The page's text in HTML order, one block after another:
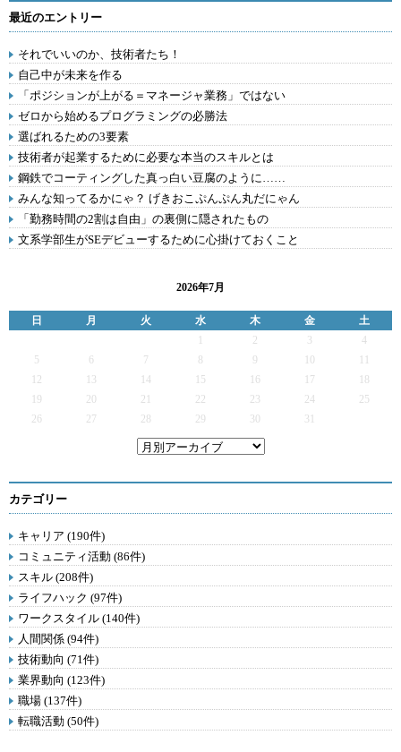
最近のエントリー
それでいいのか、技術者たち！
自己中が未来を作る
「ポジションが上がる＝マネージャ業務」ではない
ゼロから始めるプログラミングの必勝法
選ばれるための3要素
技術者が起業するために必要な本当のスキルとは
鋼鉄でコーティングした真っ白い豆腐のように……
みんな知ってるかにゃ？ げきおこぷんぷん丸だにゃん
「勤務時間の2割は自由」の裏側に隠されたもの
文系学部生がSEデビューするために心掛けておくこと
2026年7月
日 月 火 水 木 金
土
2 3
4
5
6 7 9
12
13 14 15 16 17
19
20 21 22 23 24
25
26
27 28 29 30 31
カテゴリー
キャリア (190件)
コミュニティ活動 (86件)
スキル (208件)
ライフハック (97件)
ワークスタイル (140件)
人間関係 (94件)
技術動向 (71件)
業界動向 (123件)
職場 (137件)
転職活動 (50件)